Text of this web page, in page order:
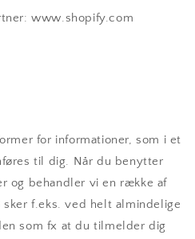
www.shopify.com
for informationer, som i et
til dig. Når du benytter
og behandler vi en række af
sker f.eks. ved helt almindelige
som fx at du tilmelder dig